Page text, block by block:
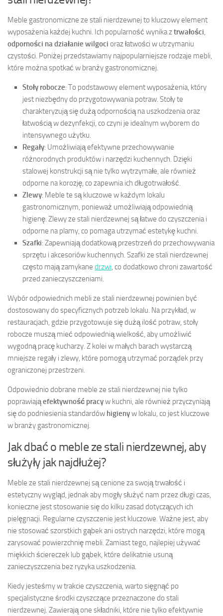
Meble gastronomiczne ze stali nierdzewnej to kluczowy element
wyposażenia każdej kuchni. Ich popularność wynika ztrwałości,
odporności na działanie wilgoci oraz łatwości w utrzymaniu
czystości. Poniżej przedstawiamy najpopularniejsze rodzaje mebli,
które można spotkać w branży gastronomicznej.
Stoły robocze: To podstawowy element wyposażenia, który
jest niezbędny do przygotowywania potraw. Stoły te
charakteryzują się dużą odpornością na uszkodzenia oraz
łatwością w dezynfekcji, co czyni je idealnym wyborem do
intensywnego użytku.
Regały: Umożliwiają efektywne przechowywanie
różnorodnych produktów i narzędzi kuchennych. Dzięki
stalowej konstrukcji są nie tylko wytrzymałe, ale również
odporne na korozję, co zapewnia ich długotrwałość.
Zlewy: Meble te są kluczowe w każdym lokalu
gastronomicznym, ponieważ umożliwiają odpowiednią
higienę. Zlewy ze stali nierdzewnej są łatwe do czyszczenia i
odporne na plamy, co pomaga utrzymać estetykę kuchni.
Szafki: Zapewniają dodatkową przestrzeń do przechowywania
sprzętu i akcesoriów kuchennych. Szafki ze stali nierdzewnej
często mają zamykane drzwi, co dodatkowo chroni zawartość
przed zanieczyszczeniami.
Wybór odpowiednich mebli ze stali nierdzewnej powinien być
dostosowany do specyficznych potrzeb lokalu. Na przykład, w
restauracjach, gdzie przygotowuje się dużą ilość potraw, stoły
robocze muszą mieć odpowiednią wielkość, aby umożliwić
wygodną pracę kucharzy. Z kolei w małych barach wystarczą
mniejsze regały i zlewy, które pomogą utrzymać porządek przy
ograniczonej przestrzeni.
Odpowiednio dobrane meble ze stali nierdzewnej nie tylko
poprawiająefektywność pracyw kuchni, ale również przyczyniają
się do podniesienia standardów higienyw lokalu, co jest kluczowe
w branży gastronomicznej.
Jak dbać o meble ze stali nierdzewnej, aby
służyły jak najdłużej?
Meble ze stali nierdzewnej są cenione za swoją trwałość i
estetyczny wygląd, jednak aby mogły służyć nam przez długi czas,
konieczne jest stosowanie się do kilku zasad dotyczących ich
pielęgnacji. Regularne czyszczenie jest kluczowe. Ważne jest, aby
nie stosować szorstkich gąbek ani ostrych narzędzi, które mogą
zarysować powierzchnię mebli. Zamiast tego, najlepiej używać
miękkich ściereczek lub gąbek, które delikatnie usuną
zanieczyszczenia bez ryzyka uszkodzenia.
Kiedy jesteśmy w trakcie czyszczenia, warto sięgnąć po
specjalistyczne środki czyszczące przeznaczone do stali
nierdzewnej. Zawierają one składniki, które nie tylko efektywnie